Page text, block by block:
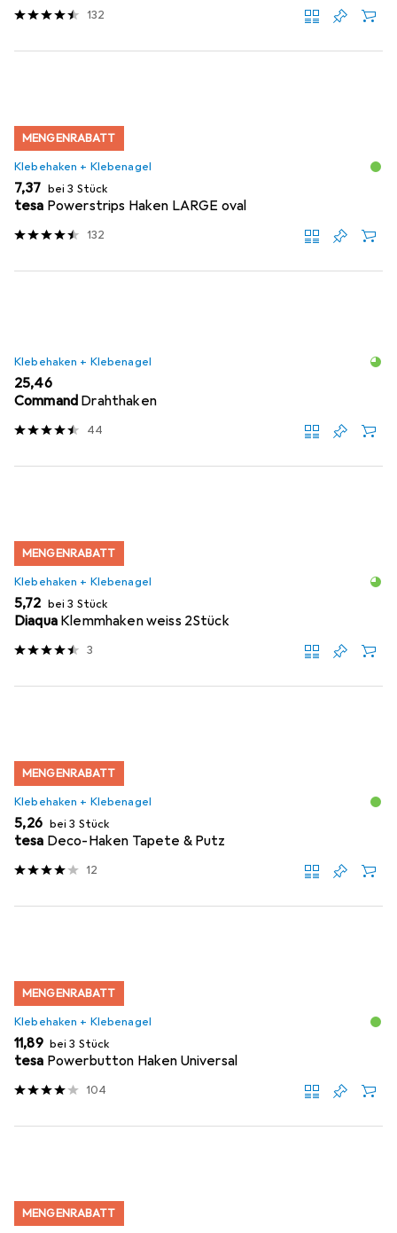
132
MENGENRABATT
Klebehaken + Klebenagel
EUR
7,37 bei 3 Stück
tesa Powerstrips Haken LARGE oval
132
Klebehaken + Klebenagel
EUR
25,46
Command Drahthaken
44
MENGENRABATT
Klebehaken + Klebenagel
EUR
5,72 bei 3 Stück
Diaqua Klemmhaken weiss 2Stück
3
MENGENRABATT
Klebehaken + Klebenagel
EUR
5,26 bei 3 Stück
tesa Deco-Haken Tapete & Putz
12
MENGENRABATT
Klebehaken + Klebenagel
EUR
11,89 bei 3 Stück
tesa Powerbutton Haken Universal
104
MENGENRABATT